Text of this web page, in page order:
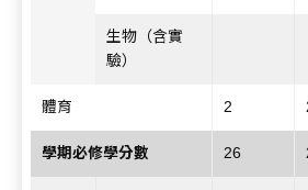
生物（含實
驗）
體育 2
學期必修學分數 26